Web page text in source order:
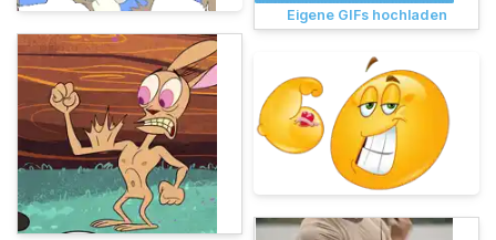
Eigene GIFs hochladen